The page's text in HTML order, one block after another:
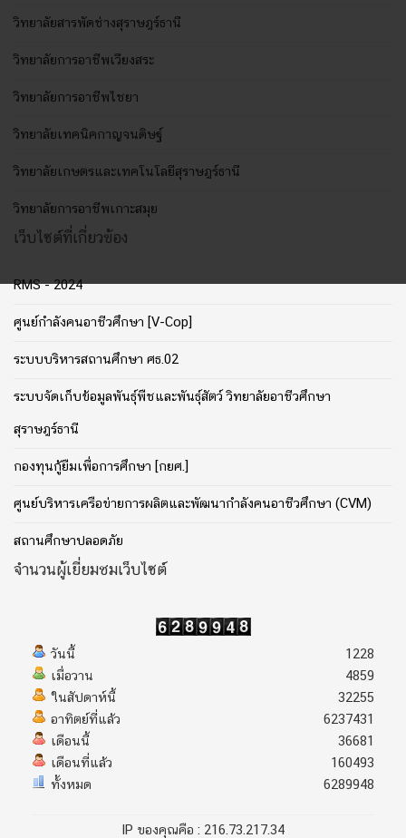
วิทยาลัยสารพัดช่างสุราษฎร์ธานี
วิทยาลัยการอาชีพเวียงสระ
วิทยาลัยการอาชีพไชยา
วิทยาลัยเทคนิคกาญจนดิษฐ์
วิทยาลัยเกษตรและเทคโนโลยีสุราษฎร์ธานี
วิทยาลัยการอาชีพเกาะสมุย
เว็บไซต์ที่เกี่ยวข้อง
RMS - 2024
ศูนย์กำลังคนอาชีวศึกษา [V-Cop]
ระบบบริหารสถานศึกษา ศธ.02
ระบบจัดเก็บข้อมูลพันธุ์พืชและพันธุ์สัตว์ วิทยาลัยอาชีวศึกษา
สุราษฎร์ธานี
กองทุนกู้ยืมเพื่อการศึกษา [กยศ.]
ศูนย์บริหารเครือข่ายการผลิตและพัฒนากำลังคนอาชีวศึกษา (CVM)
สถานศึกษาปลอดภัย
จำนวนผู้เยี่ยมชมเว็บไซต์
วันนี้
เมื่อวาน
ในสัปดาห์นี้
อาทิตย์ที่แล้ว
เดือนนี้
เดือนที่แล้ว
ทั้งหมด
1228
4859
32255
6237431
36681
160493
6289948
IP ของคุณคือ : 216.73.217.34